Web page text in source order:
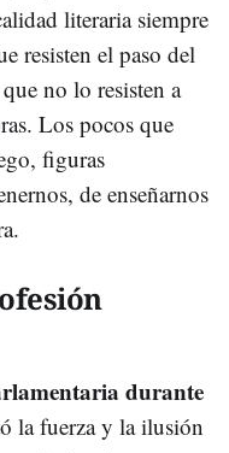
literaria siempre
resisten el paso del
no lo resisten a
Los pocos que
figuras
de enseñarnos
durante
la fuerza y la ilusión